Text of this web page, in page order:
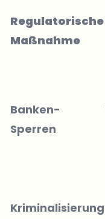
Regulatorische
Maßnahme
Banken-
Sperren
Kriminalisierung